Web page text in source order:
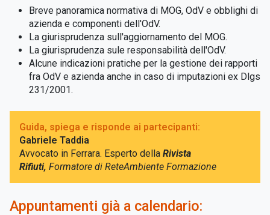
Breve panoramica normativa di MOG, OdV e obblighi di
azienda e componenti dell'OdV.
La giurisprudenza sull'aggiornamento del MOG.
La giurisprudenza sule responsabilità dell'OdV.
Alcune indicazioni pratiche per la gestione dei rapporti
fra OdV e azienda anche in caso di imputazioni ex Dlgs
231/2001.
Guida, spiega e risponde ai partecipanti:
Gabriele Taddia
Avvocato in Ferrara. Esperto della Rivista
Rifiuti, Formatore di ReteAmbiente Formazione
Appuntamenti già a calendario: